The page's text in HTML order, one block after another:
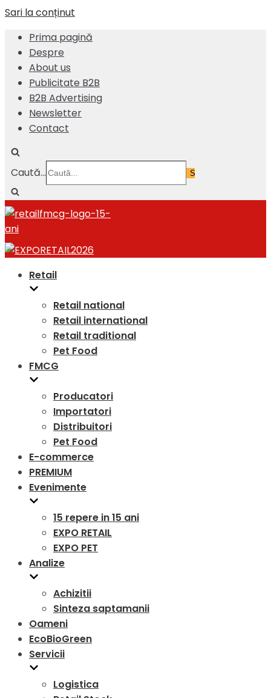
Sari la conținut
Prima pagină
Despre
About us
Publicitate B2B
B2B Advertising
Newsletter
Contact
Caută...
Retail
Retail national
Retail international
Retail traditional
Pet Food
FMCG
Producatori
Importatori
Distribuitori
Pet Food
E-commerce
PREMIUM
Evenimente
15 repere in 15 ani
EXPO RETAIL
EXPO PET
Analize
Achizitii
Sinteza saptamanii
Oameni
EcoBioGreen
Servicii
Logistica